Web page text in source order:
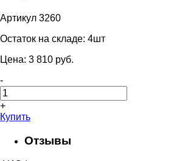
Артикул 3260
Остаток на складе: 4шт
Цена: 3 810 pуб.
-
+
Купить
Отзывы